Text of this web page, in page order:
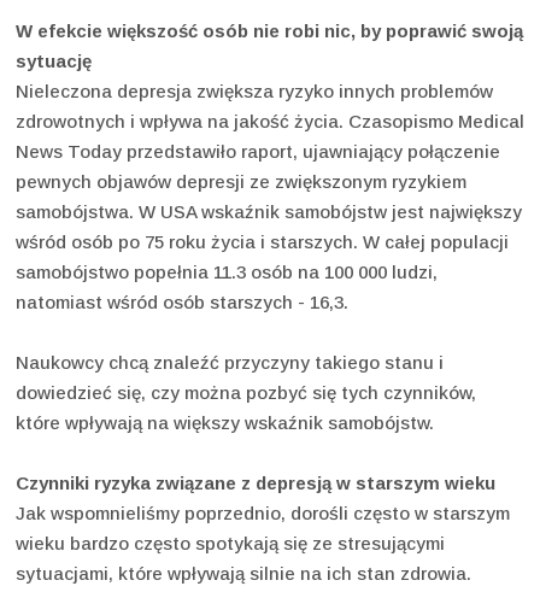
W efekcie większość osób nie robi nic, by poprawić swoją
sytuację
Nieleczona depresja zwiększa ryzyko innych problemów
zdrowotnych i wpływa na jakość życia. Czasopismo Medical
News Today przedstawiło raport, ujawniający połączenie
pewnych objawów depresji ze zwiększonym ryzykiem
samobójstwa. W USA wskaźnik samobójstw jest największy
wśród osób po 75 roku życia i starszych. W całej populacji
samobójstwo popełnia 11.3 osób na 100 000 ludzi,
natomiast wśród osób starszych - 16,3.
Naukowcy chcą znaleźć przyczyny takiego stanu i
dowiedzieć się, czy można pozbyć się tych czynników,
które wpływają na większy wskaźnik samobójstw.
Czynniki ryzyka związane z depresją w starszym wieku
Jak wspomnieliśmy poprzednio, dorośli często w starszym
wieku bardzo często spotykają się ze stresującymi
sytuacjami, które wpływają silnie na ich stan zdrowia.